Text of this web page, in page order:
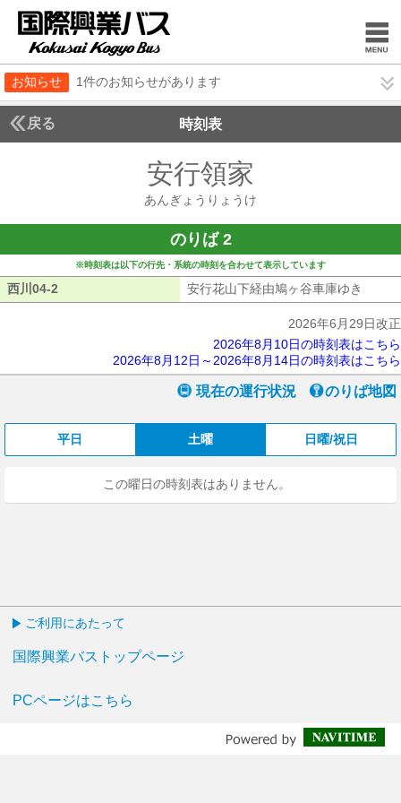
お知らせ 1件のお知らせがあります
戻る 時刻表
安行領家
あんぎょうりょうけ
のりば 2
※時刻表は以下の行先・系統の時刻を合わせて表示しています
西川04-2 安行花山下経由鳩ヶ谷車庫ゆき
2026年6月29日改正
2026年8月10日の時刻表はこちら
2026年8月12日～2026年8月14日の時刻表はこちら
現在の運行状況 のりば地図
平日 土曜 日曜/祝日
この曜日の時刻表はありません。
ご利用にあたって
国際興業バストップページ
PCページはこちら